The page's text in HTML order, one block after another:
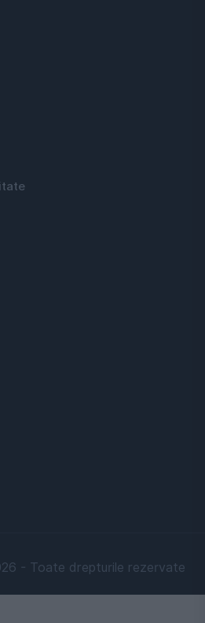
- Toate drepturile rezervate